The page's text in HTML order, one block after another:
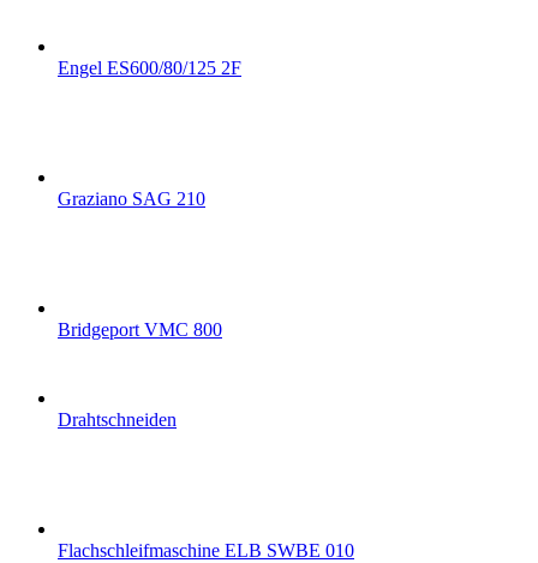
Engel ES600/80/125 2F
Graziano SAG 210
Bridgeport VMC 800
Drahtschneiden
Flachschleifmaschine ELB SWBE 010